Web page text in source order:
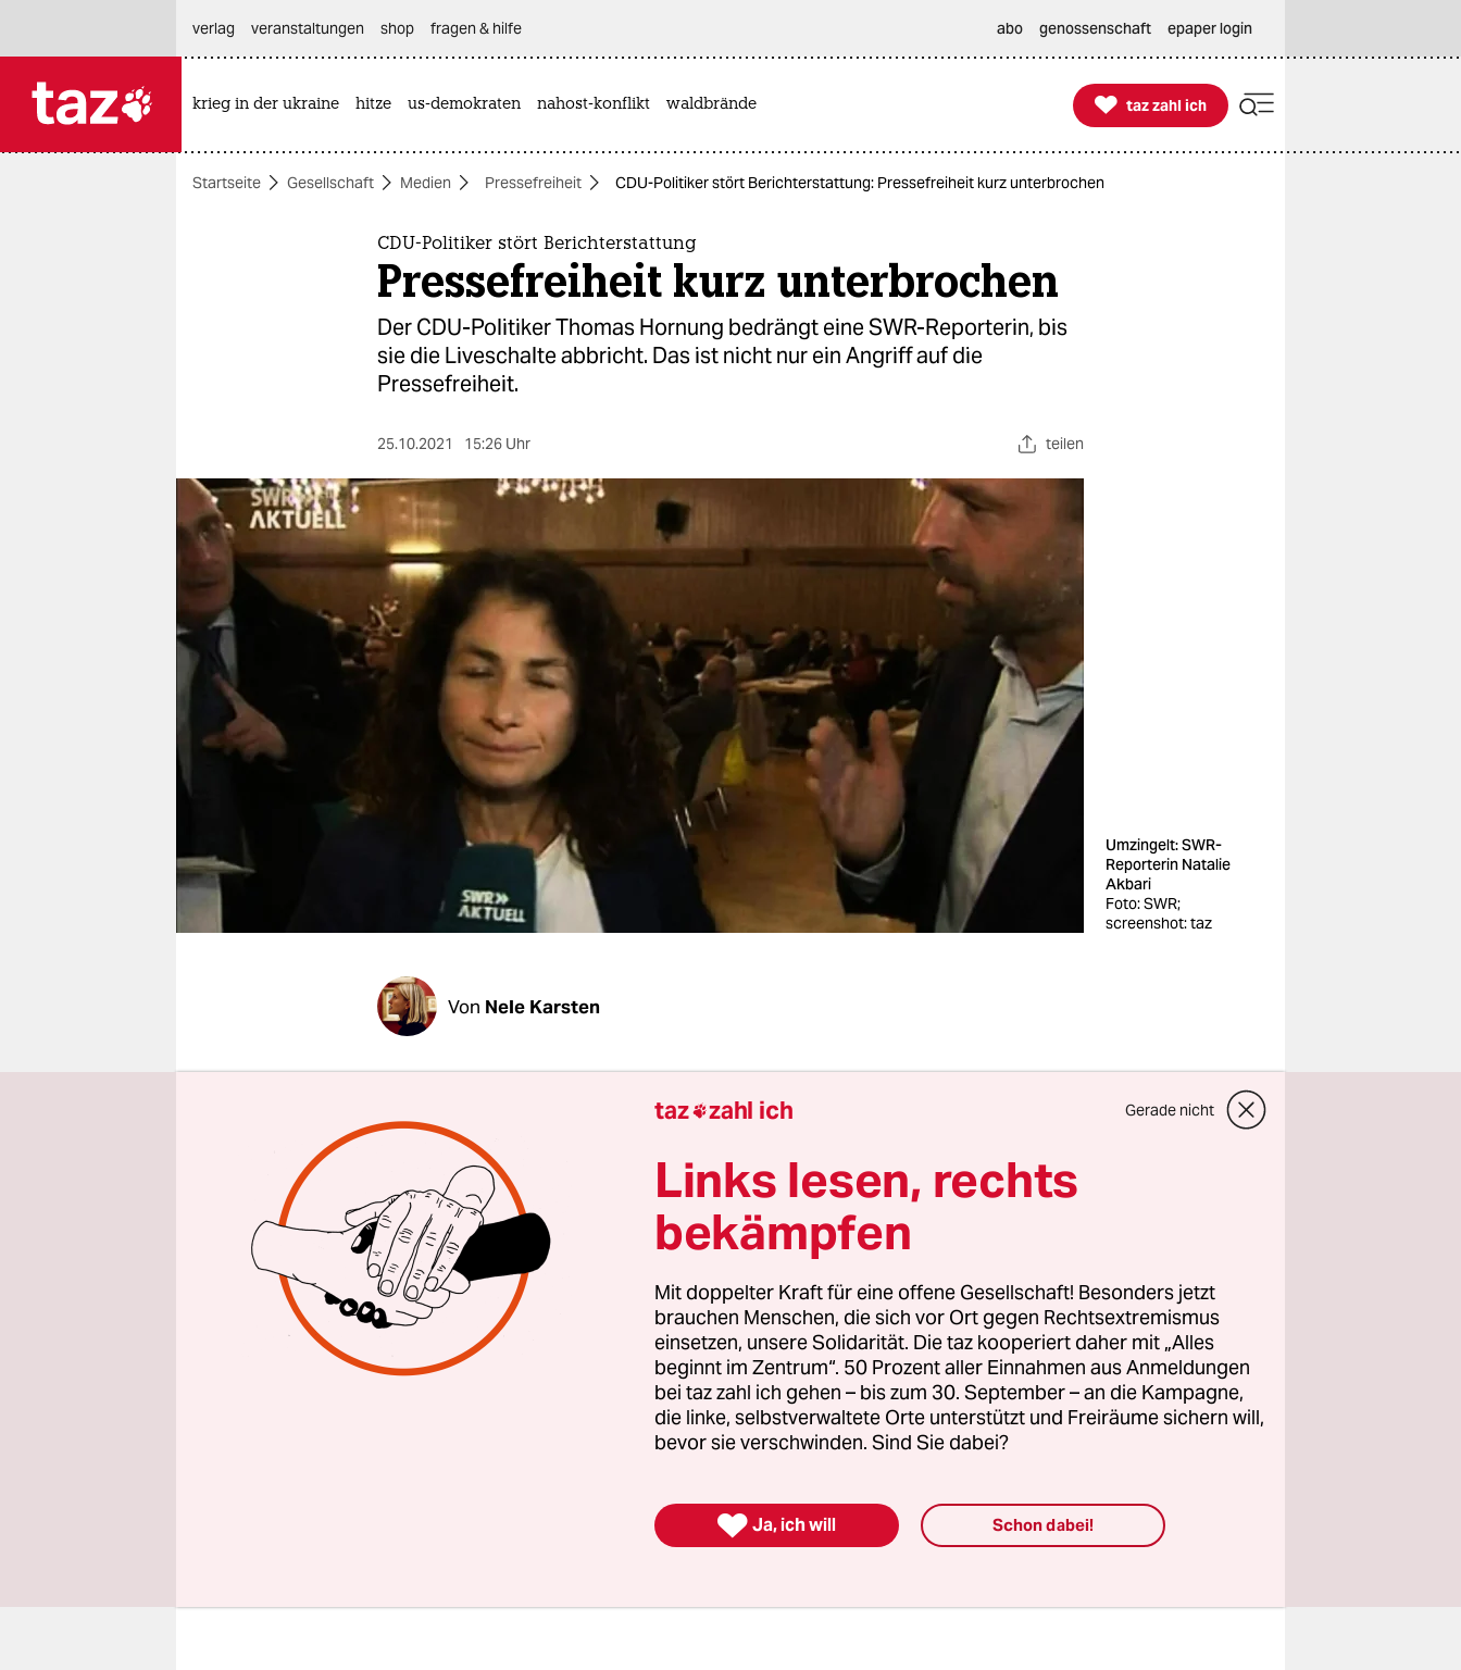
themen
berlin
nord
wahrheit
verlag
verlag
veranstaltungen
unterstützen
abo
genossenschaft
verlag
veranstaltungen shop fragen & hilfe abo genossenschaft epaper login
krieg in der ukraine hitze us-demokraten nahost-konflikt waldbrände 
taz zahl ich
taz zahl ich
Startseite Gesellschaft Medien Pressefreiheit CDU-Politiker stört Berichterstattung: Pressefreiheit kurz unterbrochen
CDU-Politiker stört Berichterstattung
Pressefreiheit kurz unterbrochen
Der CDU-Politiker Thomas Hornung bedrängt eine SWR-Reporterin, bis
sie die Liveschalte abbricht. Das ist nicht nur ein Angriff auf die
Pressefreiheit.
25.10.2021 15:26 Uhr teilen
Umzingelt: SWR-
Reporterin Natalie
Akbari
Foto: SWR;
screenshot: taz
Von Nele Karsten
„Das kannten wir bisher nur von AfD-Veranstaltungen“, sagt SPD-
Generalsekretär Sascha Binder. Er meint folgenden Vorfall: Die SWR-
Reporterin Natalie Akbari, umzingelt von zwei mittelalten CDU-
Männern, muss ihren Livebericht vom Kreisparteitag in Mannheim
vorzeitig abbrechen.
Die Journalistin war am Freitag in der TV-Sendung „SWR Aktuell
Baden-Württemberg“ zugeschaltet. Es wurde über die Verstrickung der
Kreis-CDU in die Geschäfte desehemaligen Bundestagsabgeordneten
Nikolas Löbel
taz zahl ich Gerade nicht
Links lesen, rechts
bekämpfen
Mit doppelter Kraft für eine offene Gesellschaft! Besonders jetzt
brauchen Menschen, die sich vor Ort gegen Rechtsextremismus
einsetzen, unsere Solidarität. Die taz kooperiert daher mit „Alles
beginnt im Zentrum“. 50 Prozent aller Einnahmen aus Anmeldungen
bei taz zahl ich gehen – bis zum 30. September – an die Kampagne,
die linke, selbstverwaltete Orte unterstützt und Freiräume sichern will,
bevor sie verschwinden. Sind Sie dabei?
 Ja, ich will Schon dabei!